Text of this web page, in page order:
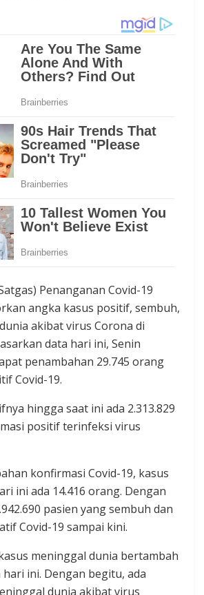
Penanganan Covid-19
angka kasus positif, sembuh,
akibat virus Corona di
data hari ini, Senin
penambahan 29.745 orang
Covid-19.
hingga saat ini ada 2.313.829
positif terinfeksi virus
konfirmasi Covid-19, kasus
ini ada 14.416 orang. Dengan
pasien yang sembuh dan
Covid-19 sampai kini.
meninggal dunia bertambah
ini. Dengan begitu, ada
dunia akibat virus